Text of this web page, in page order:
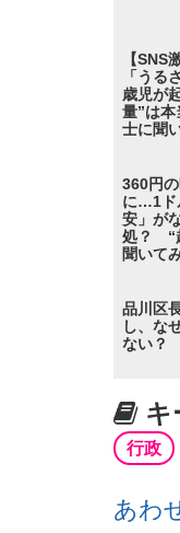
【SNS
「うる
歳児が
量”は
士に聞
360円
に…1ド
安」が
処？ “
聞いて
品川区
し、な
ない？
キ
行政
あわ